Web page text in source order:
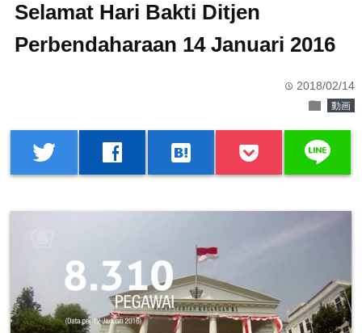
Selamat Hari Bakti Ditjen
Perbendaharaan 14 Januari 2016
time 2018/02/14
folder 動画
twitter facebook hatenabookmark line